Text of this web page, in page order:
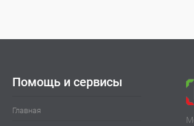
Помощь и сервисы
Главная